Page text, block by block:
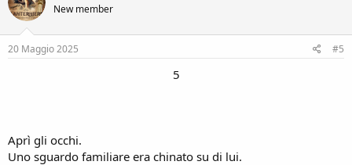
New member
20 Maggio 2025 #5
5
Aprì gli occhi.
Uno sguardo familiare era chinato su di lui.